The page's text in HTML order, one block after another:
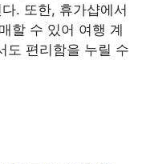
. 또한, 휴가샵에서
할 수 있어 여행 계
도 편리함을 누릴 수